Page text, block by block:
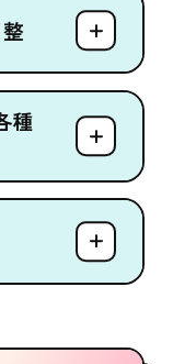
種